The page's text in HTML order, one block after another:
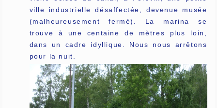
ville industrielle désaffectée, devenue musée
(malheureusement fermé). La marina se
trouve à une centaine de mètres plus loin,
dans un cadre idyllique. Nous nous arrêtons
pour la nuit.